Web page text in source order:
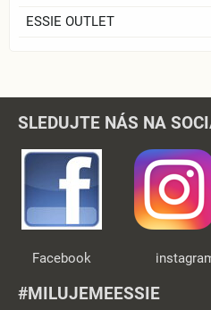
ESSIE OUTLET
SLEDUJTE NÁS NA
Facebook
#MILUJEMEESSIE